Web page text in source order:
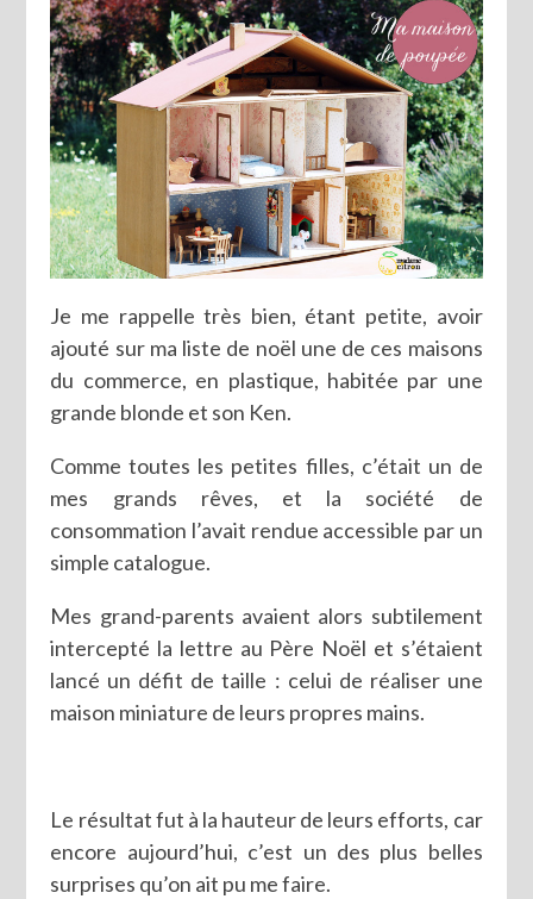
Je me rappelle très bien, étant petite, avoir
ajouté sur ma liste de noël une de ces maisons
du commerce, en plastique, habitée par une
grande blonde et son Ken.
Comme toutes les petites filles, c’était un de
mes grands rêves, et la société de
consommation l’avait rendue accessible par un
simple catalogue.
Mes grand-parents avaient alors subtilement
intercepté la lettre au Père Noël et s’étaient
lancé un défit de taille : celui de réaliser une
maison miniature de leurs propres mains.
Le résultat fut à la hauteur de leurs efforts, car
encore aujourd’hui, c’est un des plus belles
surprises qu’on ait pu me faire.